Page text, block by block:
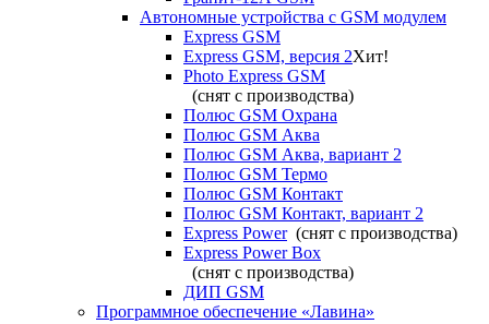
Автономные устройства с GSM модулем
Express GSM
Express GSM, версия 2Хит!
Photo Express GSM
(снят с производства)
Полюс GSM Охрана
Полюс GSM Аква
Полюс GSM Аква, вариант 2
Полюс GSM Термо
Полюс GSM Контакт
Полюс GSM Контакт, вариант 2
Express Power(снят с производства)
Express Power Box
(снят с производства)
ДИП GSM
Программное обеспечение «Лавина»